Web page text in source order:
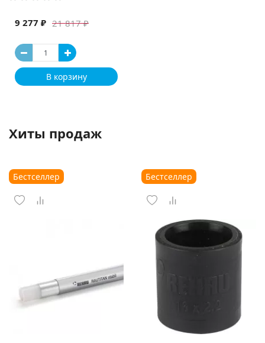
21 817 ₽
9 277 ₽
В корзину
Хиты продаж
Бестселлер Бестселлер